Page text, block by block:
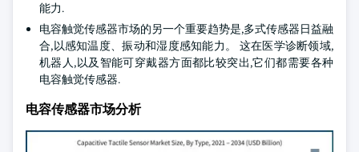
能力.
电容触觉传感器市场的另一个重要趋势是,多式传感器日益融
合,以感知温度、振动和湿度感知能力。 这在医学诊断领域,
机器人,以及智能可穿戴器方面都比较突出,它们都需要各种
电容触觉传感器.
电容传感器市场分析